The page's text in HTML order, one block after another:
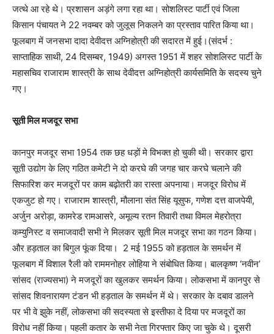
जत्थे आ रहे थे। प्रशासन अड़ंगे लगा रहा था। सोशलिस्ट पार्टी एवं जिला
किसान पंचायत ने 22 नवम्बर को जुलूस निकलने का प्रस्ताव पारित किया था।
फूलबाग में जनसभा दादा देवीदत्त अग्निहोत्री की सदारत में हुई।(संदर्भ :
साप्ताहिक साथी, 24 दिसम्बर, 1949) अगस्त 1951 में शहर सोशलिस्ट पार्टी के
महासचिव राजाराम शास्त्री के साथ देवीदत्त अग्निहोत्री कार्यसमिति के सदस्य चुने
गए।
सूती मिल मजदूर सभा
कानपुर मजदूर सभा 1954 तक छह धड़ों मे विभक्त हो चुकी थी। सरकार द्वारा
सूती उद्योग के लिए गठित कमेटी ने दो करघे की जगह चार करघे चलाने की
सिफारिश कर मजदूरों पर काम बढ़ोतरी का रास्ता अपनाया। मजदूर विरोध में
एकजुट हो गए। राजाराम शास्त्री, मौलाना संत सिंह यूसुफ, गणेश दत्त वाजपेयी,
अर्जुन अरोड़ा, कामरेड रामआसरे, अमूल्य रतन तिवारी तथा विमल मेहरोत्रा
कम्युनिस्ट व समाजवादी सभी ने मिलकर सूती मिल मजदूर सभा का गठन किया।
और हड़ताल का बिगुल फूंक दिया। 2 मई 1955 को हड़ताल के समर्थन में
फूलबाग में विशाल रैली को राममनोहर लोहिया ने संबोधित किया। बालकृष्ण ‘नवीन’
सांसद (राज्यसभा) ने मजदूरों का खुलकर समर्थन किया। लोकसभा में कानपुर से
सांसद शिवनारायण टंडन भी हड़ताल के समर्थन में थे। सरकार के दबाव डालने
पर भी वे झुके नहीं, लोकसभा की सदस्यता से इस्तीफा दे दिया पर मजदूरों का
विरोध नहीं किया। पहली कतार के सभी नेता गिरफ्तार किए जा चुके थे। दूसरी